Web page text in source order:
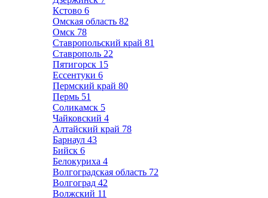
Кстово 6
Омская область 82
Омск 78
Ставропольский край 81
Ставрополь 22
Пятигорск 15
Ессентуки 6
Пермский край 80
Пермь 51
Соликамск 5
Чайковский 4
Алтайский край 78
Барнаул 43
Бийск 6
Белокуриха 4
Волгоградская область 72
Волгоград 42
Волжский 11